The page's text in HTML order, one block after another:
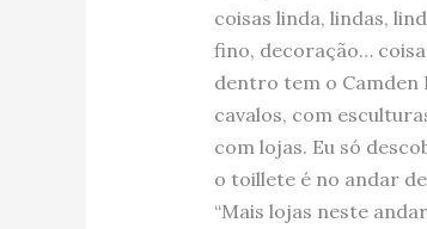
coisas linda, lindas,
fino, decoração…
dentro tem o
cavalos, com
com lojas. Eu só
o toillete é no andar
“Mais lojas neste